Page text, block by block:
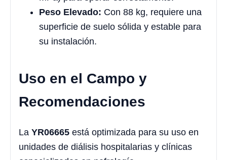
Peso Elevado: Con 88 kg, requiere una
superficie de suelo sólida y estable para
su instalación.
Uso en el Campo y
Recomendaciones
La YR06665 está optimizada para su uso en
unidades de diálisis hospitalarias y clínicas